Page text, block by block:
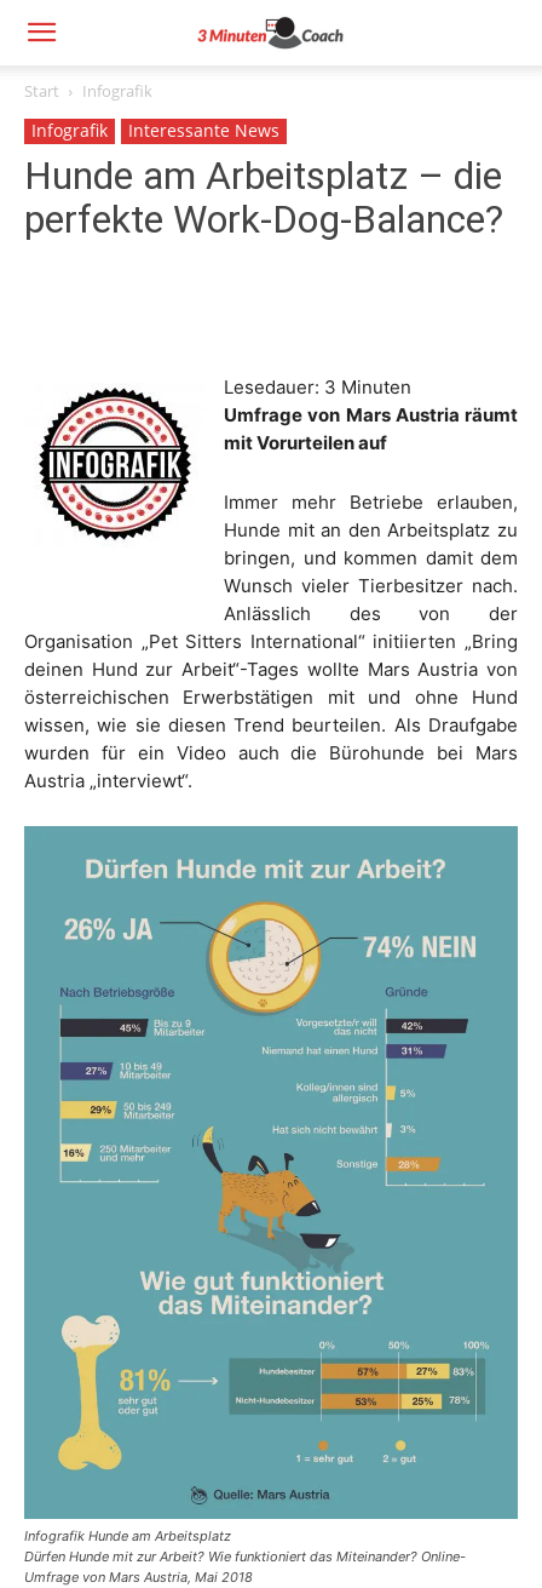
Start Infografik
Infografik Interessante News
Hunde am Arbeitsplatz – die
perfekte Work-Dog-Balance?
Lesedauer: 3 Minuten
Umfrage von Mars Austria räumt
mit Vorurteilen auf
Immer mehr Betriebe erlauben,
Hunde mit an den Arbeitsplatz zu
bringen, und kommen damit dem
Wunsch vieler Tierbesitzer nach.
Anlässlich des von der
Organisation „Pet Sitters International“ initiierten „Bring
deinen Hund zur Arbeit“-Tages wollte Mars Austria von
österreichischen Erwerbstätigen mit und ohne Hund
wissen, wie sie diesen Trend beurteilen. Als Draufgabe
wurden für ein Video auch die Bürohunde bei Mars
Austria „interviewt“.
Infografik Hunde am Arbeitsplatz
Dürfen Hunde mit zur Arbeit? Wie funktioniert das Miteinander? Online-
Umfrage von Mars Austria, Mai 2018